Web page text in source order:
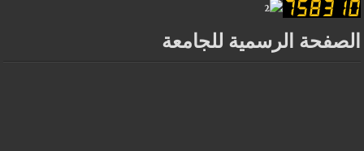
الصفحة الرسمية للجامعة